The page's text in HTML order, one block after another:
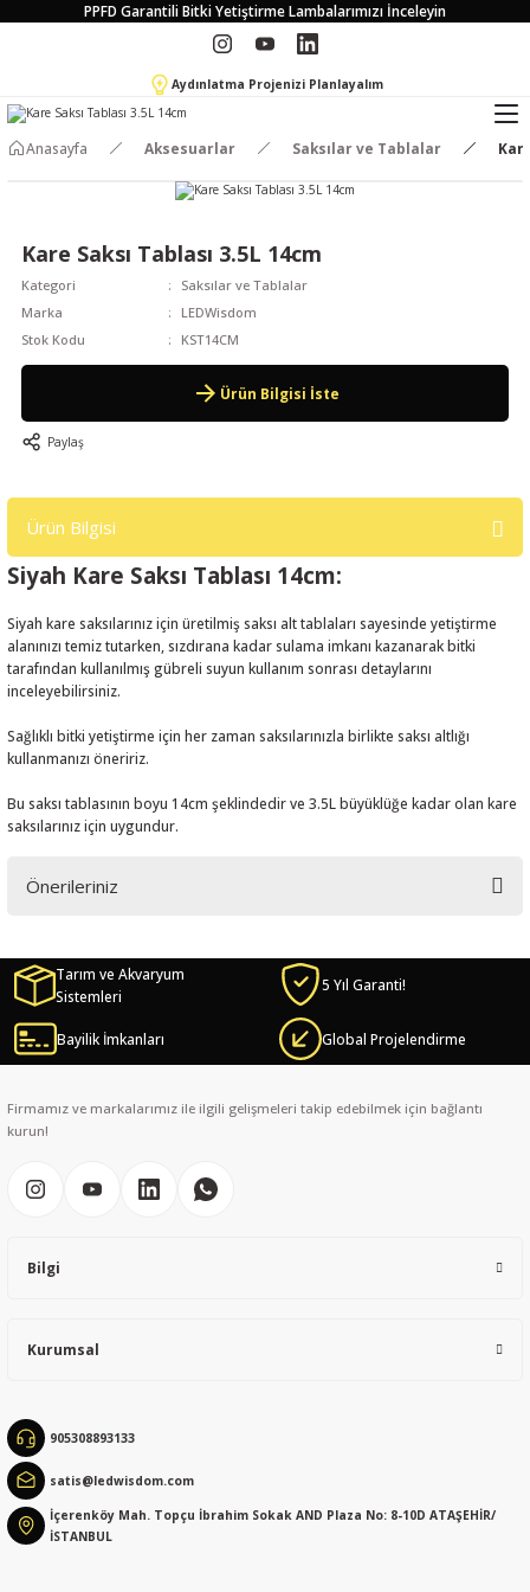
PPFD Garantili Bitki Yetiştirme Lambalarımızı İnceleyin
Aydınlatma Projenizi Planlayalım
Anasayfa Aksesuarlar Saksılar ve Tablalar
Kare Saksı Tablası 3.5L 14cm
Kategori
Saksılar ve Tablalar
Marka
LEDWisdom
Stok Kodu
KST14CM
Ürün Bilgisi İste
Paylaş
Ürün Bilgisi
Siyah Kare Saksı Tablası 14cm:
Siyah kare saksılarınız için üretilmiş saksı alt tablaları sayesinde yetiştirme
alanınızı temiz tutarken, sızdırana kadar sulama imkanı kazanarak bitki
tarafından kullanılmış gübreli suyun kullanım sonrası detaylarını
inceleyebilirsiniz.
Sağlıklı bitki yetiştirme için her zaman saksılarınızla birlikte saksı altlığı
kullanmanızı öneririz.
Bu saksı tablasının boyu 14cm şeklindedir ve 3.5L büyüklüğe kadar olan kare
saksılarınız için uygundur.
Önerileriniz
yetersiz gördüğünüz noktaları öneri formunu kullanarak tarafımıza
iletebilirsiniz.
Görüş ve önerileriniz için teşekkür ederiz.
Ürün resmi kalitesiz, bozuk veya görüntülenemiyor.
Ürün bilgilerinde hatalar bulunuyor.
Bu ürüne benzer farklı alternatifler olmalı.
Tarım ve Akvaryum
Sistemleri
5 Yıl Garanti!
Bayilik İmkanları Global Projelendirme
Firmamız ve markalarımız ile ilgili gelişmeleri takip edebilmek için bağlantı
kurun!
Bilgi
Kurumsal
905308893133
satis@ledwisdom.com
İçerenköy Mah. Topçu İbrahim Sokak AND Plaza No: 8-10D ATAŞEHİR/
İSTANBUL